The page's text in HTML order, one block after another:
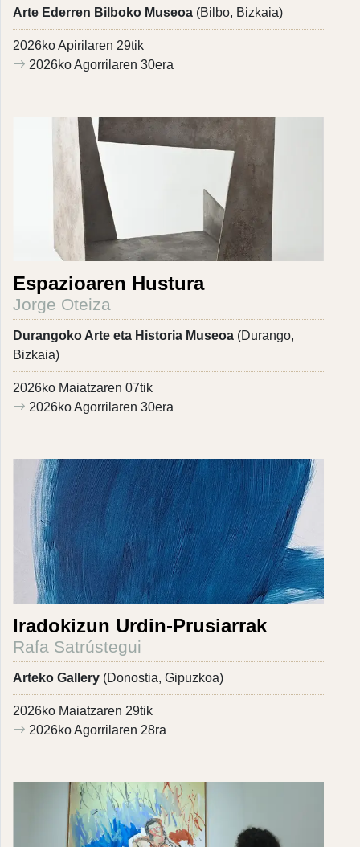
Arte Ederren Bilboko Museoa (Bilbo, Bizkaia)
2026ko Apirilaren 29tik
2026ko Agorrilaren 30era
Espazioaren Hustura
Jorge Oteiza
Durangoko Arte eta Historia Museoa (Durango,
Bizkaia)
2026ko Maiatzaren 07tik
2026ko Agorrilaren 30era
Iradokizun Urdin-Prusiarrak
Rafa Satrústegui
Arteko Gallery (Donostia, Gipuzkoa)
2026ko Maiatzaren 29tik
2026ko Agorrilaren 28ra